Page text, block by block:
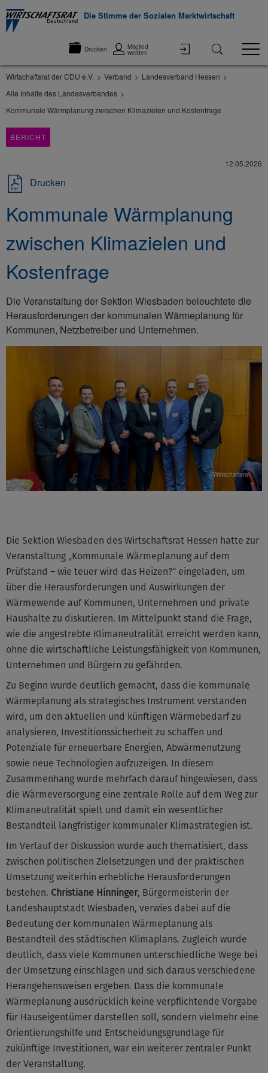
Die Stimme der Sozialen Marktwirtschaft
Drucken Mitglied
werden
Wirtschaftsrat der CDU e.V. Verband
Landesverband Hessen
Alle Inhalte des Landesverbandes
Kommunale Wärmplanung zwischen Klimazielen und Kostenfrage
BERICHT
12.05.2026
Drucken
Kommunale Wärmplanung
zwischen Klimazielen und
Kostenfrage
Die Veranstaltung der Sektion Wiesbaden beleuchtete die
Herausforderungen der kommunalen Wärmeplanung für
Kommunen, Netzbetreiber und Unternehmen.
©Wirtschaftsrat
Die Sektion Wiesbaden des Wirtschaftsrat Hessen hatte zur
Veranstaltung „Kommunale Wärmeplanung auf dem
Prüfstand – wie teuer wird das Heizen?“ eingeladen, um
über die Herausforderungen und Auswirkungen der
Wärmewende auf Kommunen, Unternehmen und private
Haushalte zu diskutieren. Im Mittelpunkt stand die Frage,
wie die angestrebte Klimaneutralität erreicht werden kann,
ohne die wirtschaftliche Leistungsfähigkeit von Kommunen,
Unternehmen und Bürgern zu gefährden.
Zu Beginn wurde deutlich gemacht, dass die kommunale
Wärmeplanung als strategisches Instrument verstanden
wird, um den aktuellen und künftigen Wärmebedarf zu
analysieren, Investitionssicherheit zu schaffen und
Potenziale für erneuerbare Energien, Abwärmenutzung
sowie neue Technologien aufzuzeigen. In diesem
Zusammenhang wurde mehrfach darauf hingewiesen, dass
die Wärmeversorgung eine zentrale Rolle auf dem Weg zur
Klimaneutralität spielt und damit ein wesentlicher
Bestandteil langfristiger kommunaler Klimastrategien ist.
Im Verlauf der Diskussion wurde auch thematisiert, dass
zwischen politischen Zielsetzungen und der praktischen
Umsetzung weiterhin erhebliche Herausforderungen
bestehen. Christiane Hinninger, Bürgermeisterin der
Landeshauptstadt Wiesbaden, verwies dabei auf die
Bedeutung der kommunalen Wärmeplanung als
Bestandteil des städtischen Klimaplans. Zugleich wurde
deutlich, dass viele Kommunen unterschiedliche Wege bei
der Umsetzung einschlagen und sich daraus verschiedene
Herangehensweisen ergeben. Dass die kommunale
Wärmeplanung ausdrücklich keine verpflichtende Vorgabe
für Hauseigentümer darstellen soll, sondern vielmehr eine
Orientierungshilfe und Entscheidungsgrundlage für
zukünftige Investitionen, war ein weiterer zentraler Punkt
der Veranstaltung.